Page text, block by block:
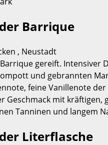
Barrique
, Neustadt
gereift. Intensiver
und gebrannten
feine Vanillenote der
Geschmack mit kräftigen,
Tanninen und langem
Literflasche